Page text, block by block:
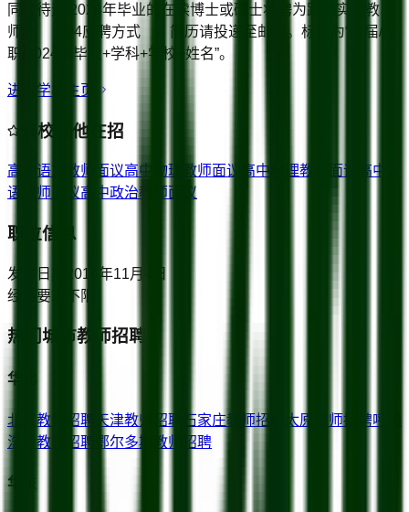
同等待遇;2024年毕业的在读博士或硕士将聘为跟岗实习教
师。 04应聘方式 简历请投递至邮箱。标题为“应届/在
职/2024年毕业+学科+学校+姓名”。
进入学校主页
该校其他在招
高中语文教师 面议高中物理教师面议 高中地理教师 面议
高中英
语教师 面议高中政治教师面议
职位信息
发布日期
2014年11月4日
经验要求
不限
热门城市教师招聘
华北
北京 教师招聘 天津教师招聘 石家庄教师招聘 太原 教师招聘呼和
浩特 教师招聘 鄂尔多斯 教师招聘
华东